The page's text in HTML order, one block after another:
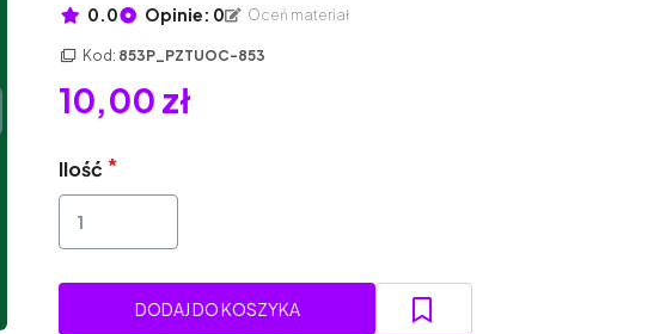
0.0 Opinie: 0 Oceń materiał
Kod: 853P_PZTUOC-853
10,00 zł
Ilość
DODAJ DO KOSZYKA